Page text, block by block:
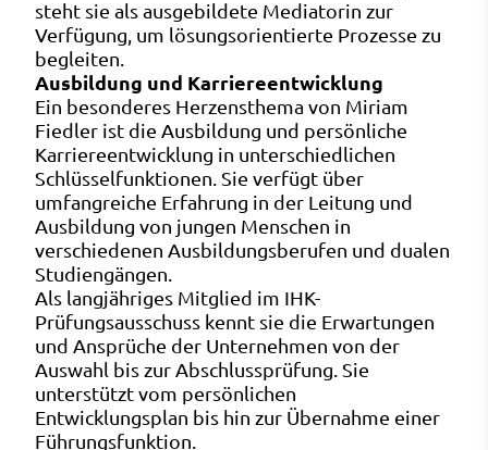
steht sie als ausgebildete Mediatorin zur
Verfügung, um lösungsorientierte Prozesse zu
begleiten.
Ausbildung und Karriereentwicklung
Ein besonderes Herzensthema von Miriam
Fiedler ist die Ausbildung und persönliche
Karriereentwicklung in unterschiedlichen
Schlüsselfunktionen. Sie verfügt über
umfangreiche Erfahrung in der Leitung und
Ausbildung von jungen Menschen in
verschiedenen Ausbildungsberufen und dualen
Studiengängen.
Als langjähriges Mitglied im IHK-
Prüfungsausschuss kennt sie die Erwartungen
und Ansprüche der Unternehmen von der
Auswahl bis zur Abschlussprüfung. Sie
unterstützt vom persönlichen
Entwicklungsplan bis hin zur Übernahme einer
Führungsfunktion.